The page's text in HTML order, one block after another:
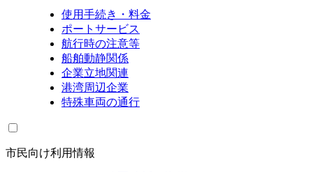
使用手続き・料金
ポートサービス
航行時の注意等
船舶動静関係
企業立地関連
港湾周辺企業
特殊車両の通行
市民向け利用情報